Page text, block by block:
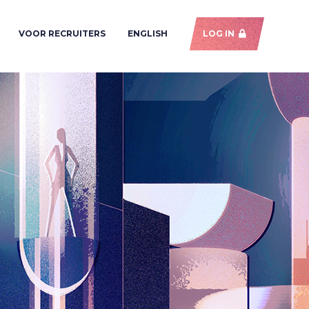
VOOR RECRUITERS ENGLISH LOG IN